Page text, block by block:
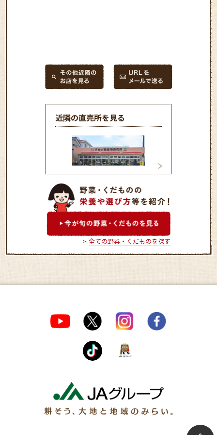
近隣の直売所を見る
坂戸農産物直売所 毛呂山農産物直
全ての野菜・くだものを探す